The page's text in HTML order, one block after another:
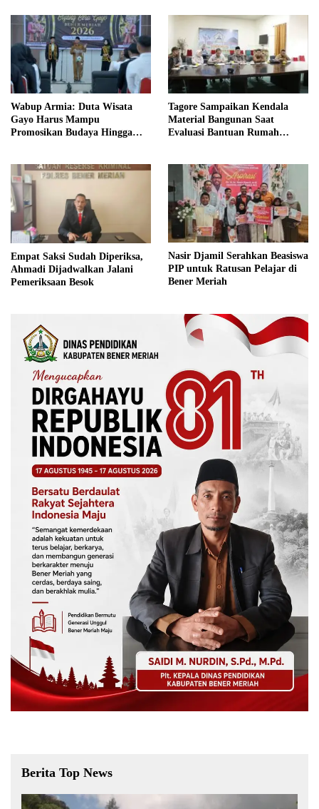
Wabup Armia: Duta Wisata
Gayo Harus Mampu
Promosikan Budaya Hingga
Tagore Sampaikan Kendala
Material Bangunan Saat
Evaluasi Bantuan Rumah
Empat Saksi Sudah Diperiksa,
Ahmadi Dijadwalkan Jalani
Pemeriksaan Besok
Nasir Djamil Serahkan Beasiswa
PIP untuk Ratusan Pelajar di
Bener Meriah
Berita Top News